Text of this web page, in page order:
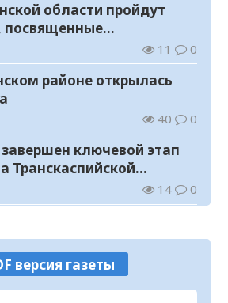
области пройдут
посвященные
дню молодежи 11 0
районе открылась
40 0
ключевой этап
Транскаспийской
линии связи14 0
работы
на 7 августа
версия газеты